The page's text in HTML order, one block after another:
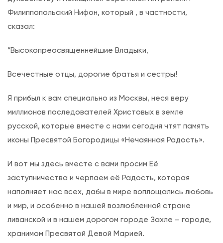
н
в
н
и
я
и
Филиппопольский Нифон, который , в частности,
сказал:
“Высокопреосвященнейшие Владыки,
Всечестные отцы, дорогие братья и сестры!
Я прибыл к вам специально из Москвы, неся веру
миллионов последователей Христовых в земле
русской, которые вместе с нами сегодня чтят память
иконы Пресвятой Богородицы «Нечаянная Радость».
И вот мы здесь вместе с вами просим Её
заступничества и черпаем её Радость, которая
наполняет нас всех, дабы в мире воплощались любовь
и мир, и особенно в нашей возлюбленной стране
ливанской и в нашем дорогом городе Захле – городе,
хранимом Пресвятой Девой Марией.